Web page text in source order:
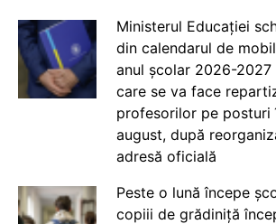
Ministerul Educației
din calendarul de
anul școlar 2026-2027
care se va face
profesorilor pe posturi
august, după
adresă oficială
Peste o lună începe
copiii de grădiniță